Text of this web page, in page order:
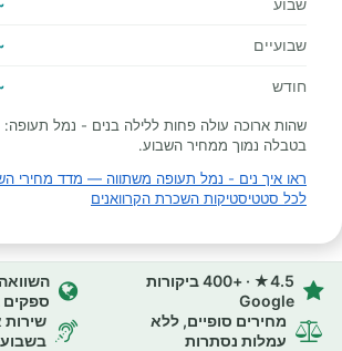
שבוע
שבועיים
חודש
שהות ארוכה עולה פחות ללילה בנים - נמל
בטבלה נמוך ממחיר השבוע.
ראו איך נים - נמל תעופה משתווה — מדד מחירי
לכל סטטיסטיקות השכרת הקרוואנים
4.5★ · +400 ביקורות
Google
ספקים
מחירים סופיים, ללא
עמלות נסתרות
בשבוע